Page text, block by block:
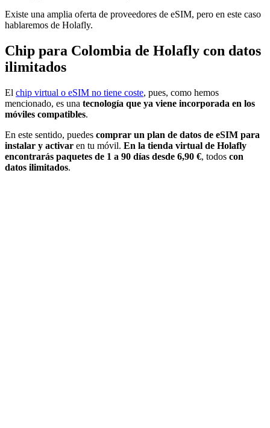
Existe una amplia oferta de proveedores de eSIM, pero en este caso
hablaremos de Holafly.
Chip para Colombia de Holafly con datos
ilimitados
El chip virtual o eSIM no tiene coste, pues, como hemos
mencionado, es una tecnología que ya viene incorporada en los
móviles compatibles.
En este sentido, puedes comprar un plan de datos de eSIM para
instalar y activar en tu móvil. En la tienda virtual de Holafly
encontrarás paquetes de 1 a 90 días desde 6,90 €, todos con
datos ilimitados.